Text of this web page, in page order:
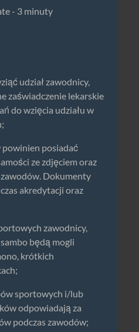
- 3 minuty
udział zawodnicy,
zaświadczenie lekarskie
do wzięcia udziału w
powinien posiadać
ze zdjęciem oraz
zawodów. Dokumenty
akredytacji oraz
zawodnicy,
będą mogli
krótkich
sportowych i/lub
odpowiadają za
podczas zawodów;